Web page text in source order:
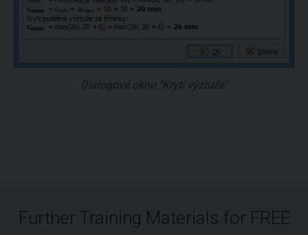
Dialogové okno "Krytí výztuže"
Further Training Materials for FREE